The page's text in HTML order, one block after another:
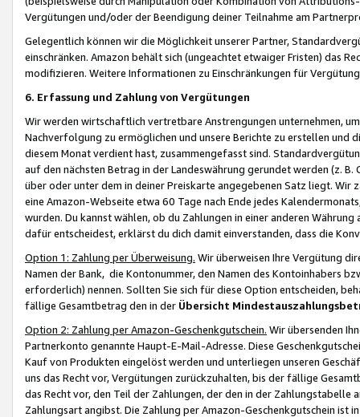
Vergütungen und/oder der Beendigung deiner Teilnahme am
Gelegentlich können wir die Möglichkeit unserer Partner,
einschränken. Amazon behält sich (ungeachtet etwaiger Fristen) das
modifizieren. Weitere Informationen zu Einschränkungen für
6. Erfassung und Zahlung von Vergütungen
Wir werden wirtschaftlich vertretbare Anstrengungen unternehmen,
Nachverfolgung zu ermöglichen und unsere Berichte zu erstellen und
diesem Monat verdient hast, zusammengefasst sind.
auf den nächsten Betrag in der Landeswährung gerundet werden (z.
über oder unter dem in deiner Preiskarte angegebenen Satz liegt.
eine Amazon-Webseite etwa 60 Tage nach Ende jedes
wurden. Du kannst wählen, ob du Zahlungen in einer anderen
dafür entscheidest, erklärst du dich damit einverstanden, dass die
Option 1: Zahlung per Überweisung. Wir überweisen Ihre Vergütung
Namen der Bank, die Kontonummer, den Namen des Kontoinhabers
erforderlich) nennen. Sollten Sie sich für diese Option entscheiden,
fällige Gesamtbetrag den in der Übersicht
Option 2: Zahlung per Amazon-Geschenkgutschein. Wir übersenden
Partnerkonto genannte Haupt-E-Mail-Adresse. Diese
Kauf von Produkten eingelöst werden und unterliegen unseren
uns das Recht vor, Vergütungen zurückzuhalten, bis der fällige
das Recht vor, den Teil der Zahlungen, der den in der
Zahlungsart angibst. Die Zahlung per Amazon-Geschenkgutschein ist